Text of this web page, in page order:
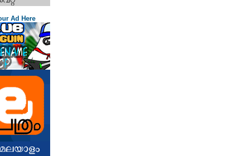
Ad Here